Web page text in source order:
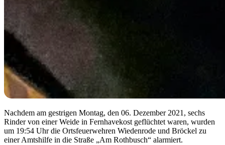
Nachdem am gestrigen Montag, den 06. Dezember 2021, sechs
Rinder von einer Weide in Fernhavekost geflüchtet waren, wurden
um 19:54 Uhr die Ortsfeuerwehren Wiedenrode und Bröckel zu
einer Amtshilfe in die Straße „Am Rothbusch“ alarmiert.